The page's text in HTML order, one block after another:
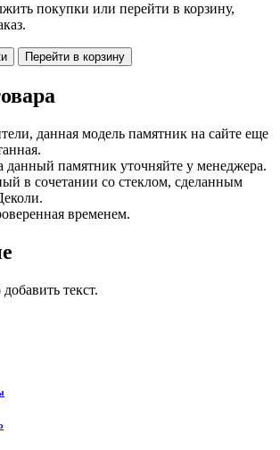
покупки или перейти в корзину,
Перейти в корзину
данная модель памятник на сайте еще
данный памятник уточняйте у менеджера.
в сочетании со стеклом, сделанным
временем.
текст.